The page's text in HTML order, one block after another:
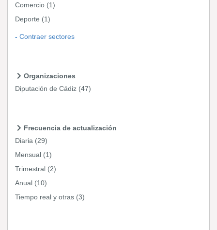
Comercio (1)
Deporte (1)
Contraer sectores
Organizaciones
Diputación de Cádiz (47)
Frecuencia de actualización
Diaria (29)
Mensual (1)
Trimestral (2)
Anual (10)
Tiempo real y otras (3)